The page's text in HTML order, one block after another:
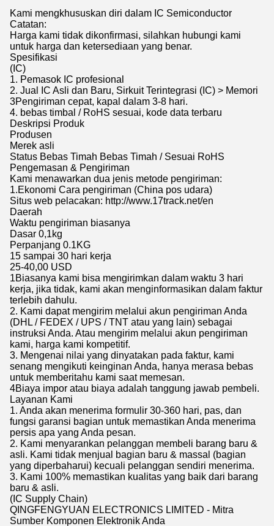
Kami mengkhususkan diri dalam IC Semiconductor
Catatan:
Harga kami tidak dikonfirmasi, silahkan hubungi kami
untuk harga dan ketersediaan yang benar.
Spesifikasi
(IC)
1. Pemasok IC profesional
2. Jual IC Asli dan Baru, Sirkuit Terintegrasi (IC) > Memori
3Pengiriman cepat, kapal dalam 3-8 hari.
4. bebas timbal / RoHS sesuai, kode data terbaru
Deskripsi Produk
Produsen
Merek asli
Status Bebas Timah Bebas Timah / Sesuai RoHS
Pengemasan & Pengiriman
Kami menawarkan dua jenis metode pengiriman:
1.Ekonomi Cara pengiriman (China pos udara)
Situs web pelacakan: http://www.17track.net/en
Daerah
Waktu pengiriman biasanya
Dasar 0,1kg
Perpanjang 0.1KG
15 sampai 30 hari kerja
25-40,00 USD
1Biasanya kami bisa mengirimkan dalam waktu 3 hari
kerja, jika tidak, kami akan menginformasikan dalam faktur
terlebih dahulu.
2. Kami dapat mengirim melalui akun pengiriman Anda
(DHL / FEDEX / UPS / TNT atau yang lain) sebagai
instruksi Anda. Atau mengirim melalui akun pengiriman
kami, harga kami kompetitif.
3. Mengenai nilai yang dinyatakan pada faktur, kami
senang mengikuti keinginan Anda, hanya merasa bebas
untuk memberitahu kami saat memesan.
4Biaya impor atau biaya adalah tanggung jawab pembeli.
Layanan Kami
1. Anda akan menerima formulir 30-360 hari, pas, dan
fungsi garansi bagian untuk memastikan Anda menerima
persis apa yang Anda pesan.
2. Kami menyarankan pelanggan membeli barang baru &
asli. Kami tidak menjual bagian baru & massal (bagian
yang diperbaharui) kecuali pelanggan sendiri menerima.
3. Kami 100% memastikan kualitas yang baik dari barang
baru & asli.
(IC Supply Chain)
QINGFENGYUAN ELECTRONICS LIMITED - Mitra
Sumber Komponen Elektronik Anda